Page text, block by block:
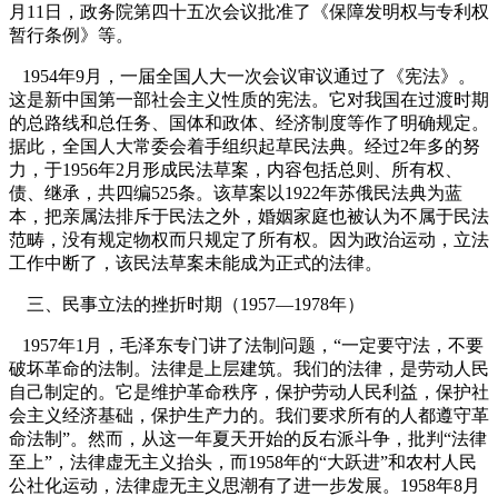
月 11 日
，政务院第四十五次会议批准了《保障发明权与专利权
暂行条例》等。
1954年9月，一届全国人大一次会议审议通过了《宪法》。
这是新中国第一部社会主义性质的宪法。它对我国在过渡时期
的总路线和总任务、国体和政体、经济制度等作了明确规定。
据此，全国人大常委会着手组织起草民法典。经过2年多的努
力，于1956年2 月形成民法草案，内容包括总则、所有权、
债、继承，共四编525条。该草案以1922年苏俄民法典为蓝
本，把亲属法排斥于民法之外，婚姻家庭也被认为不属于民法
范畴，没有规定物权而只规定了所有权。因为政治运动，立法
工作中断了，该民法草案未能成为正式的法律。
三、民事立法的挫折时期（1957—1978年）
1957年1 月，毛泽东专门讲了法制问题，“一定要守法，不要
破坏革命的法制。法律是上层建筑。我们的法律，是劳动人民
自己制定的。它是维护革命秩序，保护劳动人民利益，保护社
会主义经济基础，保护生产力的。我们要求所有的人都遵守革
命法制”。然而，从这一年夏天开始的反右派斗争，批判“法律
至上”，法律虚无主义抬头，而1958年的“大跃进”和农村人民
公社化运动，法律虚无主义思潮有了进一步发展。 1958年8月